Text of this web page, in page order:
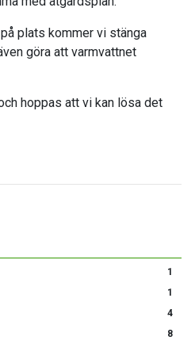
1
1
4
8
plats kommer vi stänga
göra att varmvattnet
hoppas att vi kan lösa det